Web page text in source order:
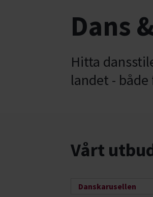
Dans
Hitta
landet -
Vårt
Danskarusellen